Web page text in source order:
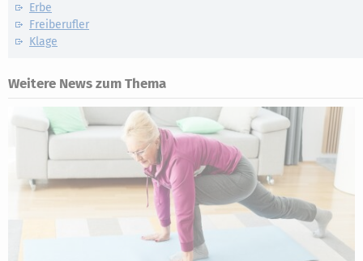
Erbe
Freiberufler
Klage
Weitere News zum Thema